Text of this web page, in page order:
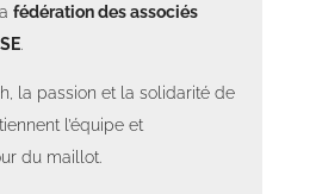
fédération des associés
.
la passion et la solidarité de
l’équipe et
du maillot.